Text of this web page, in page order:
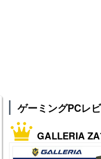
ゲーミングPCレ
GALLERIA